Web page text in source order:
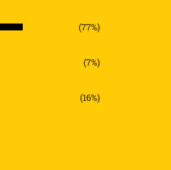
(77%)
(7%)
(16%)